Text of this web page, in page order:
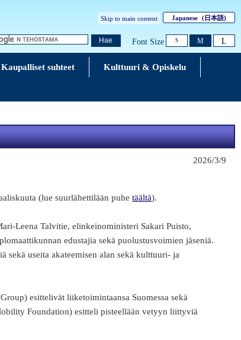
Skip to main content Japanese (日本語)
Hae Font Size S M L
Kaupalliset suhteet Kulttuuri & Opiskelu
2026/3/9
(lue suurlähettilään puhe täältä).
Leena Talvitie, elinkeinoministeri Sakari Puisto,
edustajia sekä puolustusvoimien jäseniä.
sekä useita akateemisen alan sekä kulttuuri- ja
esittelivät liiketoimintaansa Suomessa sekä
Foundation) esitteli pisteellään vetyyn liittyviä